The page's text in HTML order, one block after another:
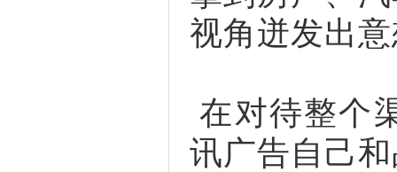
视角迸发出
在对待整个
讯广告自己